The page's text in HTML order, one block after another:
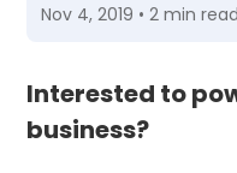
Nov 4, 2019 • 2 min read
Interested to
business?